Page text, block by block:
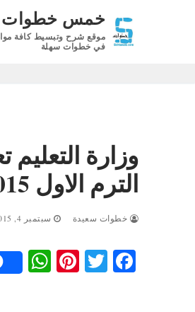
خمس خطوات
موقع شرح وتبسيط كافة
في خطوات سهلة
الترم الاول 2015-2016
خطوات سعيدة سبتمبر 4, 2015
Fa
T
Pi
W
ha